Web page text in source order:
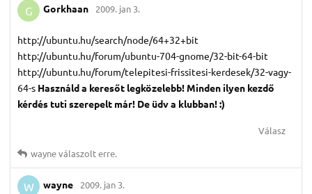
G Gorkhaan 2009. jan 3.
http://ubuntu.hu/search/node/64+32+bit
http://ubuntu.hu/forum/ubuntu-704-gnome/32-bit-64-bit
http://ubuntu.hu/forum/telepitesi-frissitesi-kerdesek/32-vagy-
64-s Használd a keresőt legközelebb! Minden ilyen kezdő
kérdés tuti szerepelt már! De üdv a klubban! :)
Válasz
wayneválaszolt erre.
W wayne 2009. jan 3.